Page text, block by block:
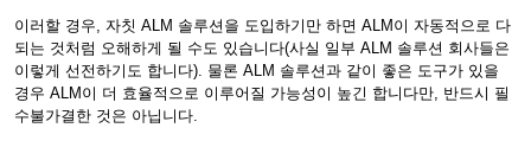
이러할 경우, 자칫 ALM 솔루션을 도입하기만 하면 ALM이 자동적으로 다
되는 것처럼 오해하게 될 수도 있습니다(사실 일부 ALM 솔루션 회사들은
이렇게 선전하기도 합니다). 물론 ALM 솔루션과 같이 좋은 도구가 있을
경우 ALM이 더 효율적으로 이루어질 가능성이 높긴 합니다만, 반드시 필
수불가결한 것은 아닙니다.